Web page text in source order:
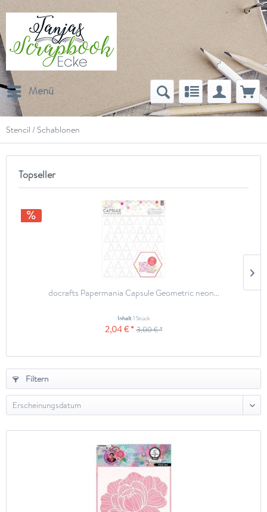
Menü
Stencil / Schablonen
Topseller
docrafts Papermania Capsule Geometric neon...
Inhalt1 Stück
2,04 € * 3,00 € *
Filtern